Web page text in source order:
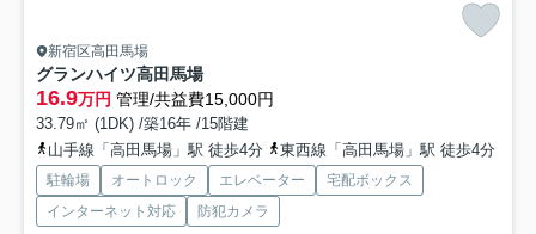
新宿区高田馬場
グランハイツ高田馬場
16.9万円 管理/共益費15,000円
33.79㎡ (1DK) /築16年 /15階建
山手線「高田馬場」駅 徒歩4分
東西線「高田馬場」駅 徒歩4分
駐輪場 オートロック エレベーター
宅配ボックス
インターネット対応
防犯カメラ